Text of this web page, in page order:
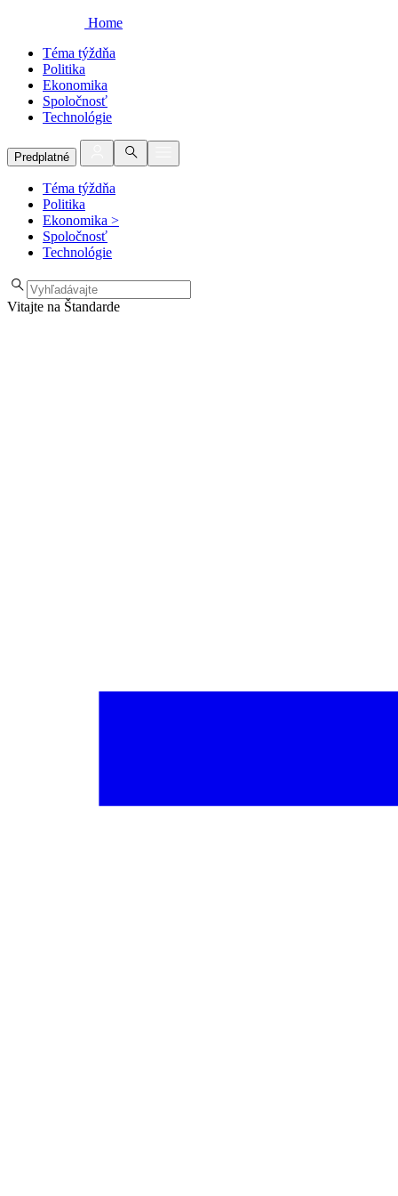
Home
Téma týždňa
Politika
Ekonomika
Spoločnosť
Technológie
Predplatné
Téma týždňa
Politika
Ekonomika >
Spoločnosť
Technológie
Vitajte na Štandarde